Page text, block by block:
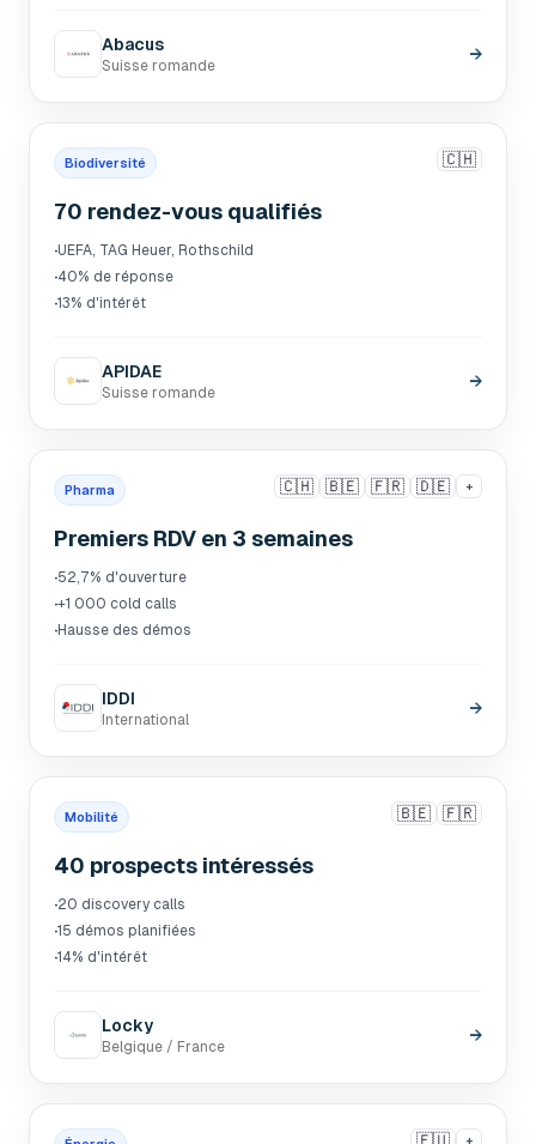
Abacus
Suisse romande
→
Biodiversité 🇨🇭
70 rendez-vous qualifiés
·UEFA, TAG Heuer, Rothschild
·40% de réponse
·13% d'intérêt
APIDAE
Suisse romande
→
Pharma 🇨🇭 🇧🇪 🇫🇷 🇩🇪 +
Premiers RDV en 3 semaines
·52,7% d'ouverture
·+1 000 cold calls
·Hausse des démos
IDDI
International
→
Mobilité 🇧🇪 🇫🇷
40 prospects intéressés
·20 discovery calls
·15 démos planifiées
·14% d'intérêt
Locky
Belgique / France
→
+